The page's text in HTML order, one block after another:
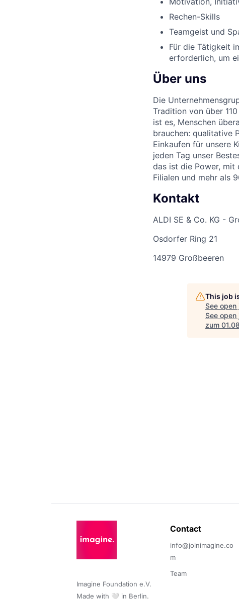
Rechen-Skills
Teamgeist und
Für die Tätigkeit
erforderlich, um
Über uns
Die
Tradition von über
ist es, Menschen
brauchen: qualitative
Einkaufen für unsere
jeden Tag unser
das ist die Power, mit
Filialen und mehr als
Kontakt
ALDI SE & Co. KG -
Osdorfer Ring 21
14979 Großbeeren
This job
See open
See open
zum
Imagine Foundation e.V.
Made with 🤍 in Berlin.
Contact
info@joinimagine.co
m
Team